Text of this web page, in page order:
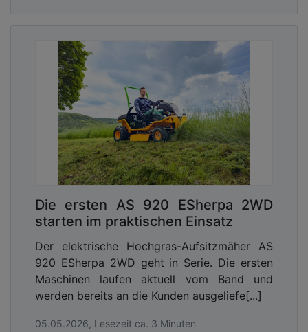
Die ersten AS 920 ESherpa 2WD
starten im praktischen Einsatz
Der elektrische Hochgras-Aufsitzmäher AS
920 ESherpa 2WD geht in Serie. Die ersten
Maschinen laufen aktuell vom Band und
werden bereits an die Kunden ausgeliefe[...]
05.05.2026, Lesezeit ca. 3 Minuten